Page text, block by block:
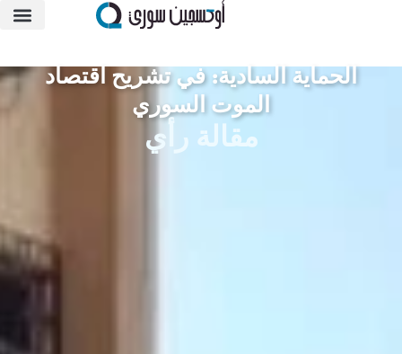
الحماية السادية: في تشريح اقتصاد
الموت السوري
مقالةرأي